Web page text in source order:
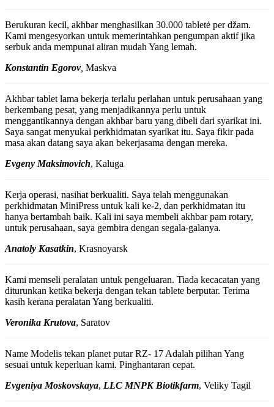
Berukuran kecil, akhbar menghasilkan 30.000 tabletė per džam.
Kami mengesyorkan untuk memerintahkan pengumpan aktif jika
serbuk anda mempunai aliran mudah Yang lemah.
Konstantin Egorov, Maskva
Akhbar tablet lama bekerja terlalu perlahan untuk perusahaan yang
berkembang pesat, yang menjadikannya perlu untuk
menggantikannya dengan akhbar baru yang dibeli dari syarikat ini.
Saya sangat menyukai perkhidmatan syarikat itu. Saya fikir pada
masa akan datang saya akan bekerjasama dengan mereka.
Evgeny Maksimovich, Kaluga
Kerja operasi, nasihat berkualiti. Saya telah menggunakan
perkhidmatan MiniPress untuk kali ke-2, dan perkhidmatan itu
hanya bertambah baik. Kali ini saya membeli akhbar pam rotary,
untuk perusahaan, saya gembira dengan segala-galanya.
Anatoly Kasatkin, Krasnoyarsk
Kami memseli peralatan untuk pengeluaran. Tiada kecacatan yang
diturunkan ketika bekerja dengan tekan tablete berputar. Terima
kasih kerana peralatan Yang berkualiti.
Veronika Krutova, Saratov
Name Modelis tekan planet putar RZ- 17 Adalah pilihan Yang
sesuai untuk keperluan kami. Pinghantaran cepat.
Evgeniya Moskovskaya, LLC MNPK Biotikfarm, Veliky Tagil